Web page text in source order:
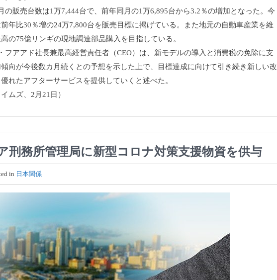
販売台数は1万7,444台で、 前年同月の1万6,895台から3.2％の増加となった。 今
年比30％増の24万7,800台を販売目標に掲げている。また地元の自動車産業を維
の75億リンギの現地調達部品購入を目指している。
フアアド社長兼最高経営責任者（CEO）は、 新モデルの導入と消費税の免除に支
向が今後数カ月続くとの予想を示した上で、
目標達成に向けて引き続き新しい改
優れたアフターサービスを提供していくと述べた。
ムズ、2月21日）
刑務所管理局に新型コロナ対策支援物資を供与
in 日本関係